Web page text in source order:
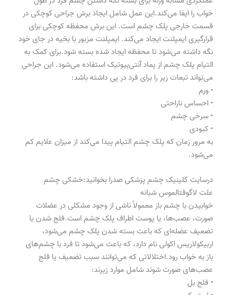
خواب را ایفا می‌کند.این عمل شامل ایجاد برش جراحی کوچکی در
قسمت خارجی پلک چشم است. این برش محفظه کوچکی برای
قرارگیری ایمپلنت ایجاد می‌کند. ایمپلنت مزبور با بخیه در جای خود
نگه داشته می‌شود تا محفظه ایجاد شده بسته شود.برای کمک به
التیام پلک چشم از پماد آنتی‌بیوتیک استفاده می‌شود. این جراحی
می‌تواند تبعات زیر را برای فرد در پی داشته باشد:
• ورم
• احساس ناراحتی
• سرخی چشم
• کبودی
به مرور زمان که پلک چشم التیام پیدا می‌کند از میزان علایم کم
می‌شود.
درسایت کلینیک چشم پزشکی صدرا بخوانید:خشکی چشم
علت لاگوفتالموس شبانه
خوابیدن با چشم باز معمولاً ناشی از وجود مشکلی در عضلات
صورت، عصب‌ها، یا پوست اطراف پلک چشم است.فلج شدن یا
تضعیف عضله‌ای که باعث بسته شدن پلک چشم می‌شود،
اربیکولاریس اکولی نام دارد، که باعث می‌شود تا فرد با چشم‌های
باز به خواب رود.اختلالاتی که می‌توانند سبب تضعیف یا فلج
عصب‌های صورت شوند شامل موارد زیرند:
• فلج بل